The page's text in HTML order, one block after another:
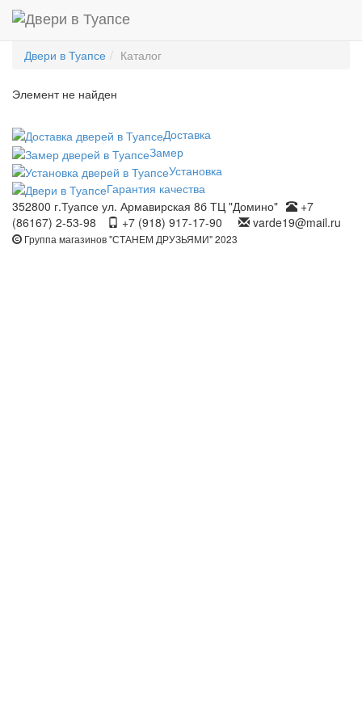
Двери в Туапсе Каталог
Элемент не найден
Доставка
Замер
Установка
Гарантия качества
352800 г.Туапсе ул. Армавирская 8б ТЦ "Домино"
+7
(86167) 2-53-98
+7 (918) 917-17-90 varde19@mail.ru
Группа магазинов "СТАНЕМ ДРУЗЬЯМИ" 2023